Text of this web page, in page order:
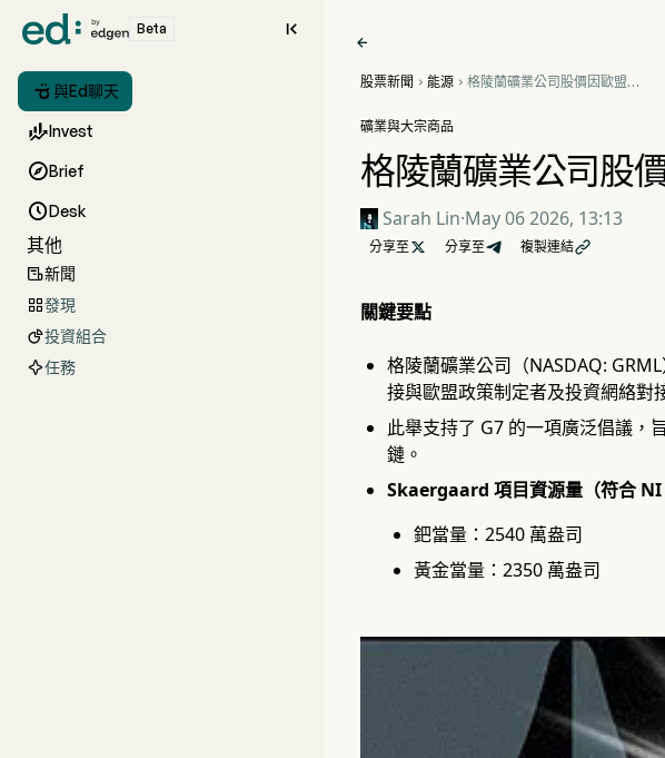
Beta 
 與Ed聊天
Invest
Brief
Desk
其他
新聞
發現
投資組合
任務

股票新聞  能源  格陵蘭礦業公司股價因歐盟關
礦業與大宗商品
格陵蘭礦業公司股
Sarah Lin·May 06 2026, 13:13
分享至  分享至 複製連結
關鍵要點
格陵蘭礦業公司（NASDAQ:
接與歐盟政策制定者及投資網絡對
此舉支持了 G7 的一項廣泛倡議，
鏈。
Skaergaard 項目資源量（符合 NI
鈀當量：2540 萬盎司
黃金當量：2350 萬盎司